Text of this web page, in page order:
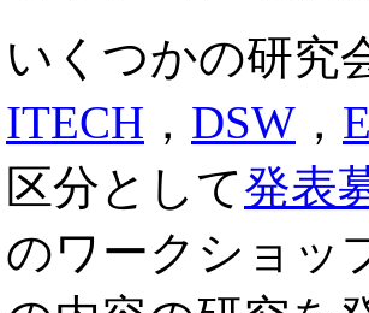
いくつかの研究
ITECH ， DSW ，
区分として発表
のワークショッ